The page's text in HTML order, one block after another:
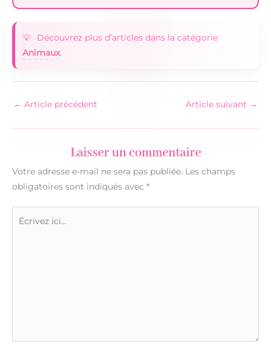
Découvrez plus d’articles dans la catégorie
Animaux.
← Article précédent Article suivant →
Laisser un commentaire
Votre adresse e-mail ne sera pas publiée. Les champs
obligatoires sont indiqués avec *